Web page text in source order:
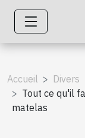
Accueil
Divers
Tout ce qu'il
matelas